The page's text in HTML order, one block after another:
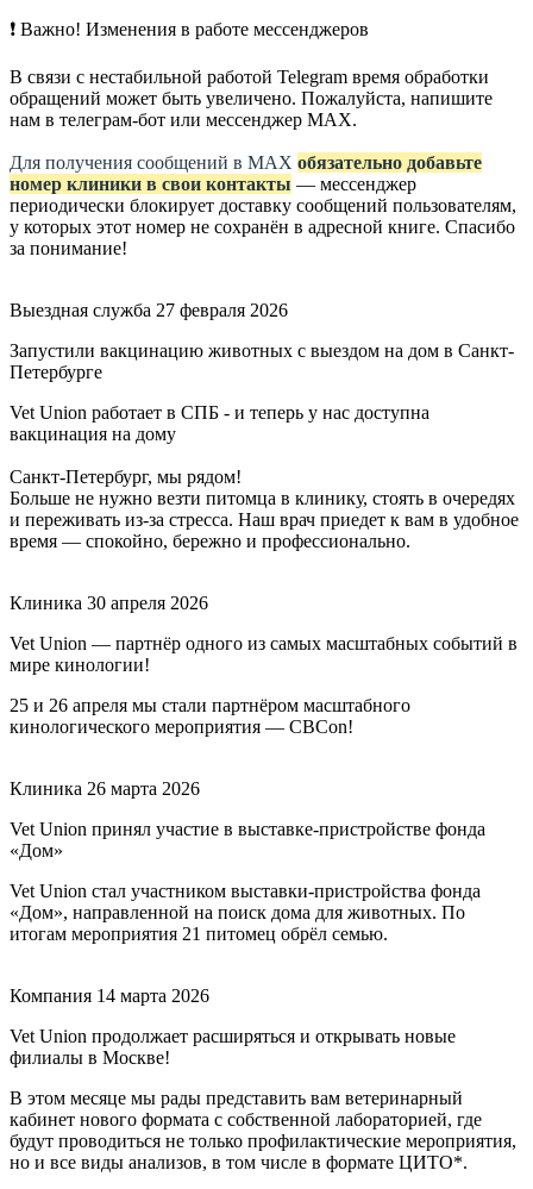
❗ Важно! Изменения в работе мессенджеров
В связи с нестабильной работой Telegram время обработки
обращений может быть увеличено. Пожалуйста, напишите
нам в телеграм-бот или мессенджер МАХ.
Для получения сообщений в МАХ обязательно добавьте
номер клиники в свои контакты — мессенджер
периодически блокирует доставку сообщений пользователям,
у которых этот номер не сохранён в адресной книге. Спасибо
за понимание!
Выездная служба 27 февраля 2026
Запустили вакцинацию животных с выездом на дом в Санкт-
Петербурге
Vet Union работает в СПБ - и теперь у нас доступна
вакцинация на дому
Санкт-Петербург, мы рядом!
Больше не нужно везти питомца в клинику, стоять в очередях
и переживать из-за стресса. Наш врач приедет к вам в удобное
время — спокойно, бережно и профессионально.
Клиника 30 апреля 2026
Vet Union — партнёр одного из самых масштабных событий в
мире кинологии!
25 и 26 апреля мы стали партнёром масштабного
кинологического мероприятия — CBCon!
Клиника 26 марта 2026
Vet Union принял участие в выставке-пристройстве фонда
«Дом»
Vet Union стал участником выставки-пристройства фонда
«Дом», направленной на поиск дома для животных. По
итогам мероприятия 21 питомец обрёл семью.
Компания 14 марта 2026
Vet Union продолжает расширяться и открывать новые
филиалы в Москве!
В этом месяце мы рады представить вам ветеринарный
кабинет нового формата с собственной лабораторией, где
будут проводиться не только профилактические мероприятия,
но и все виды анализов, в том числе в формате ЦИТО*.